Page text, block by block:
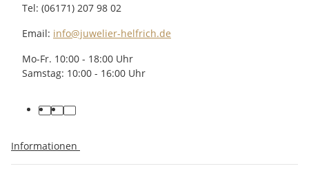
Tel: (06171) 207 98 02
Email: info@juwelier-helfrich.de
Mo-Fr. 10:00 - 18:00 Uhr
Samstag: 10:00 - 16:00 Uhr
Informationen